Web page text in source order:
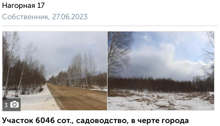
Нагорная 17
Собственник, 27.06.2023
3
Участок 6046 сот., садоводство, в черте города